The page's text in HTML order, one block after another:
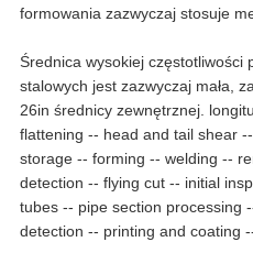
formowania zazwyczaj stosuje
Średnica wysokiej częstotliwości
stalowych jest zazwyczaj mała,
26in średnicy zewnętrznej.
flattening -- head and tail shear
storage -- forming -- welding --
detection -- flying cut -- initial
tubes -- pipe section processing
detection -- printing and coating